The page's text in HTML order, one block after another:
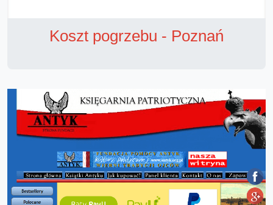
Koszt pogrzebu - Poznań